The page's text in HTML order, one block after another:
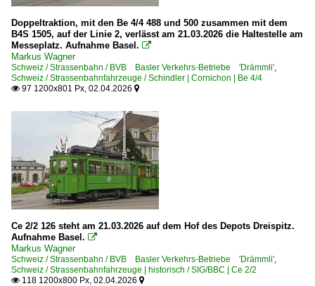
Doppeltraktion, mit den Be 4/4 488 und 500 zusammen mit dem
B4S 1505, auf der Linie 2, verlässt am 21.03.2026 die Haltestelle am
Messeplatz. Aufnahme Basel. 
Markus Wagner
Schweiz / Strassenbahn / BVB Basler Verkehrs-Betriebe 'Drämmli',
Schweiz / Strassenbahnfahrzeuge / Schindler | Cornichon | Be 4/4
 97 1200x801 Px, 02.04.2026 
Ce 2/2 126 steht am 21.03.2026 auf dem Hof des Depots Dreispitz.
Aufnahme Basel. 
Markus Wagner
Schweiz / Strassenbahn / BVB Basler Verkehrs-Betriebe 'Drämmli',
Schweiz / Strassenbahnfahrzeuge | historisch / SIG/BBC | Ce 2/2
 118 1200x800 Px, 02.04.2026 